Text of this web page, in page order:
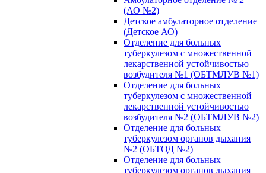
(АО №2)
Детское амбулаторное отделение
(Детское АО)
Отделение для больных
туберкулезом с множественной
лекарственной устойчивостью
возбудителя №1 (ОБТМЛУВ №1)
Отделение для больных
туберкулезом с множественной
лекарственной устойчивостью
возбудителя №2 (ОБТМЛУВ №2)
Отделение для больных
туберкулезом органов дыхания
№2 (ОБТОД №2)
Отделение для больных
туберкулезом органов дыхания